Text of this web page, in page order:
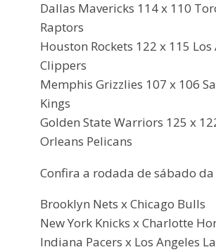
Dallas Mavericks 114 x 110
Raptors
Houston Rockets 122 x 115 Los
Clippers
Memphis Grizzlies 107 x 106
Kings
Golden State Warriors 125 x
Orleans Pelicans
Confira a rodada de sábado da
Brooklyn Nets x Chicago Bulls
New York Knicks x Charlotte
Indiana Pacers x Los Angeles